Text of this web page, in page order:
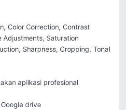
Color Correction, Contrast
Adjustments, Saturation
Sharpness, Cropping, Tonal
aplikasi profesional
drive